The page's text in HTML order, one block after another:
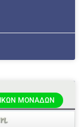
ΜΟΝΆΔΩΝ